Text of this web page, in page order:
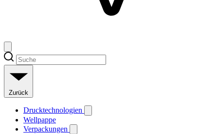
Zurück
Drucktechnologien
Wellpappe
Verpackungen